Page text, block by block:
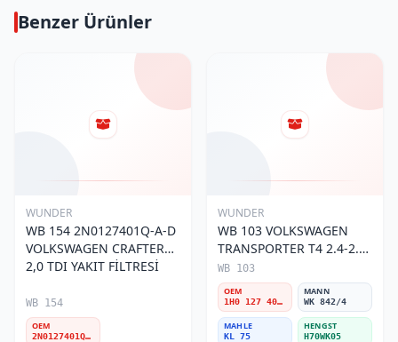
Benzer Ürünler
WUNDER
WB 154 2N0127401Q-A-D
VOLKSWAGEN CRAFTER
2,0 TDI YAKIT FİLTRESİ
WB 154
OEM
2N0127401Q-A-D
WUNDER
WB 103 VOLKSWAGEN
TRANSPORTER T4 2.4-2.5
MOTOR- CADDY E.M 1H0
127 401 C Yakıt/Mazot
Filtresi
WB 103
OEM
1H0 127 401 C
MANN
WK 842/4
MAHLE
KL 75
HENGST
H70WK05